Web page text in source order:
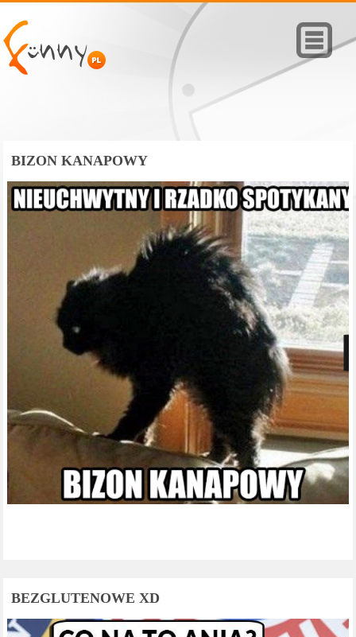
BIZON KANAPOWY
BEZGLUTENOWE XD